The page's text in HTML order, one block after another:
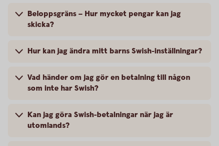
Beloppsgräns – Hur mycket pengar kan jag
skicka?
Hur kan jag ändra mitt barns Swish-inställningar?
Vad händer om jag gör en betalning till någon
som inte har Swish?
Kan jag göra Swish-betalningar när jag är
utomlands?